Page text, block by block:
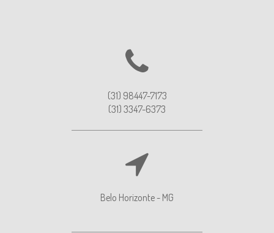
(31) 98447-7173
(31) 3347-6373
Belo Horizonte - MG